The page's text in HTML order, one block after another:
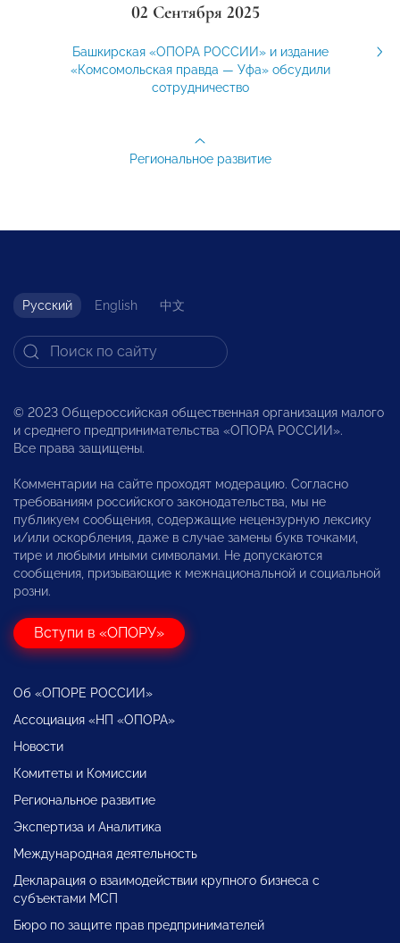
02 Сентября 2025
Башкирская «ОПОРА РОССИИ» и издание
«Комсомольская правда — Уфа» обсудили
сотрудничество
Региональное развитие
Русский English 中文
© 2023 Общероссийская общественная организация малого
и среднего предпринимательства «ОПОРА РОССИИ».
Все права защищены.
Комментарии на сайте проходят модерацию. Согласно
требованиям российского законодательства, мы не
публикуем сообщения, содержащие нецензурную лексику
и/или оскорбления, даже в случае замены букв точками,
тире и любыми иными символами. Не допускаются
сообщения, призывающие к межнациональной и социальной
розни.
Вступи в «ОПОРУ»
Об «ОПОРЕ РОССИИ»
Ассоциация «НП «ОПОРА»
Новости
Комитеты и Комиссии
Региональное развитие
Экспертиза и Аналитика
Международная деятельность
Декларация о взаимодействии крупного бизнеса с
субъектами МСП
Бюро по защите прав предпринимателей